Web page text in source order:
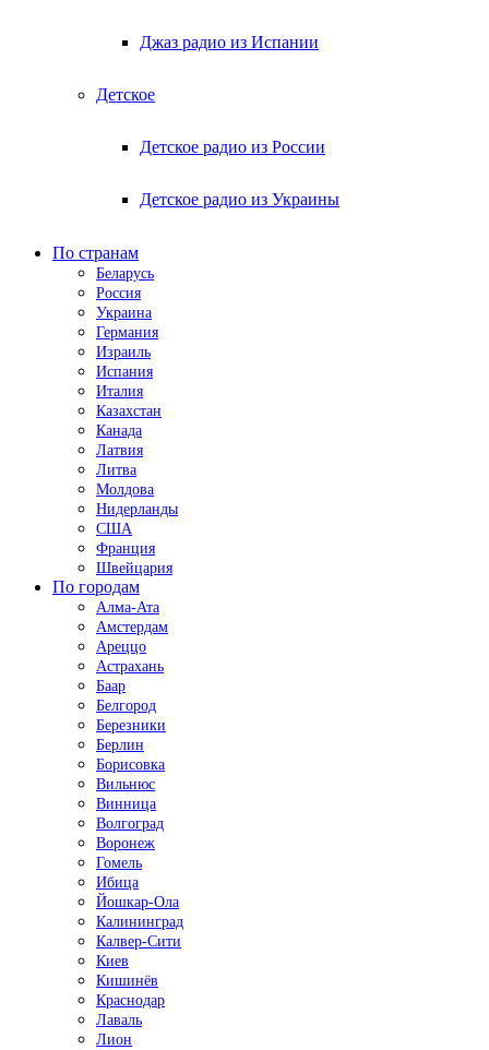
Джаз радио из Испании
Детское
Детское радио из России
Детское радио из Украины
По странам
Беларусь
Россия
Украина
Германия
Израиль
Испания
Италия
Казахстан
Канада
Латвия
Литва
Молдова
Нидерланды
США
Франция
Швейцария
По городам
Алма-Ата
Амстердам
Ареццо
Астрахань
Баар
Белгород
Березники
Берлин
Борисовка
Вильнюс
Винница
Волгоград
Воронеж
Гомель
Ибица
Йошкар-Ола
Калининград
Калвер-Сити
Киев
Кишинёв
Краснодар
Лаваль
Лион